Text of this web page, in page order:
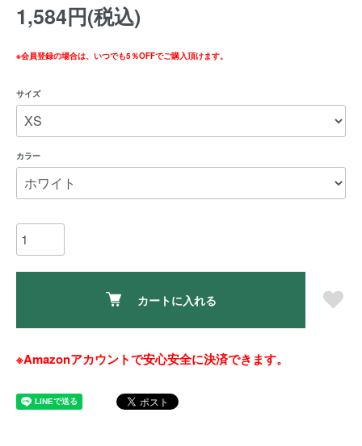
1,584円(税込)
※会員登録の場合は、いつでも5％OFFでご購入頂けます。
サイズ
カラー
カートに入れる
※Amazonアカウントで安心安全に決済できます。